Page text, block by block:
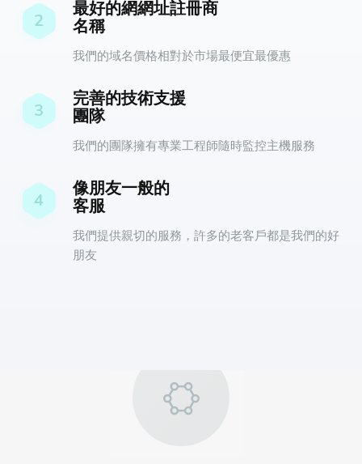
2
最好的網網址註冊商
名稱
我們的域名價格相對於市場最便宜最優惠
3
完善的技術支援
團隊
我們的團隊擁有專業工程師隨時監控主機服務
4
像朋友一般的
客服
我們提供親切的服務，許多的老客戶都是我們的好
朋友